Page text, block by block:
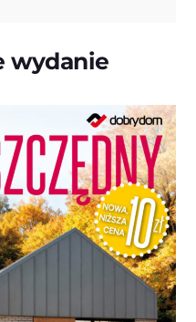
wydanie